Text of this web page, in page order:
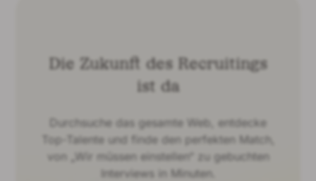
Die Zukunft des Recruitings
ist da
Durchsuche das gesamte Web, entdecke
Top-Talente und finde den perfekten Match,
von „Wir müssen einstellen“ zu gebuchten
Interviews in Minuten.